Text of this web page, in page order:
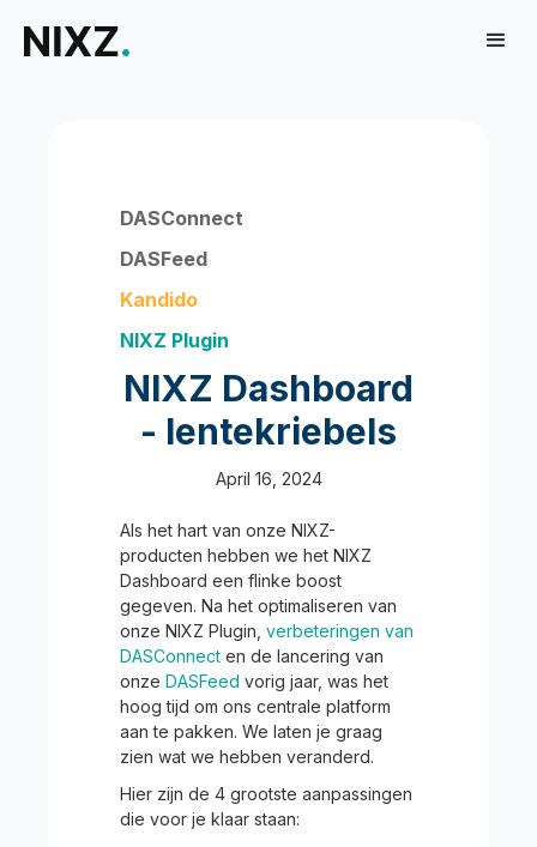
DASConnect
DASFeed
Kandido
NIXZ Plugin
NIXZ Dashboard
- lentekriebels
April 16, 2024
Als het hart van onze NIXZ-
producten hebben we het NIXZ
Dashboard een flinke boost
gegeven. Na het optimaliseren van
onze NIXZ Plugin, verbeteringen van
DASConnect en de lancering van
onze DASFeed vorig jaar, was het
hoog tijd om ons centrale platform
aan te pakken. We laten je graag
zien wat we hebben veranderd.
Hier zijn de 4 grootste aanpassingen
die voor je klaar staan: